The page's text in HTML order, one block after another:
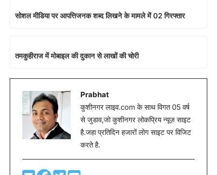
सोशल मीडिया पर आपत्तिजनक शब्द लिखने के मामले में 02 गिरफ्तार
तमकुहीराज में मोबाइल की दुकान से लाखों की चोरी
Prabhat
कुशीनगर लाइव.com के साथ विगत 05 वर्ष
से जुडाव,जो कुशीनगर लोकप्रिय न्यूज़ साइट
है.जहा प्रतिदिन हजारों लोग साइट पर विजिट
करते है.